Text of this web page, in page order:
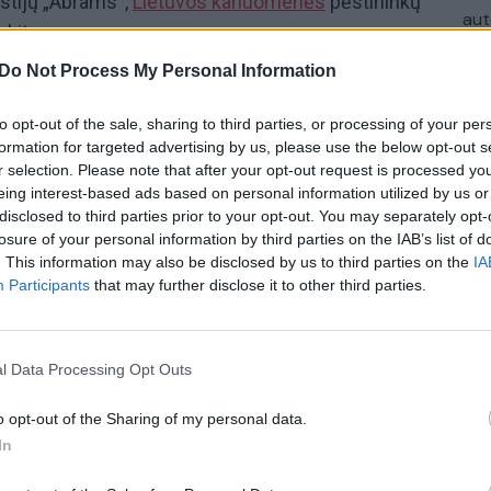
Do Not Process My Personal Information
opt-out of the sale, sharing to third parties, or processing of your
for targeted advertising by us, please use the below opt-out
selection. Please note that after your opt-out request is processed
interest-based ads based on personal information utilized by us
to third parties prior to your opt-out. You may separately
of your personal information by third parties on the IAB’s list of
This information may also be disclosed by us to third parties on the
Participants that may further disclose it to other third parties.
Data Processing Opt Outs
opt-out of the Sharing of my personal data.
kitų.
„pajėgos prieš pajėgas“ principu, kuomet
prieš kitą, besiginantįjį, vėliau
Vilkas“ vyksta dukart per metus, jomis
Pėstininkų brigados „Geležinis Vilkas“
mokymai baigsis spalio 28 dieną.
NATO (Šiaurės Atlanto Sutarties Organizacija)